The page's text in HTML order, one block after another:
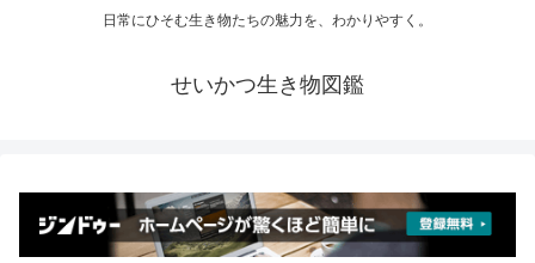
日常にひそむ生き物たちの魅力を、わかりやすく。
せいかつ生き物図鑑